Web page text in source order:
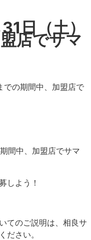
日（土）
店でサマ
での期間中、加盟店で
間中、加盟店でサマ
しよう！
てのご説明は、相良サ
ださい。